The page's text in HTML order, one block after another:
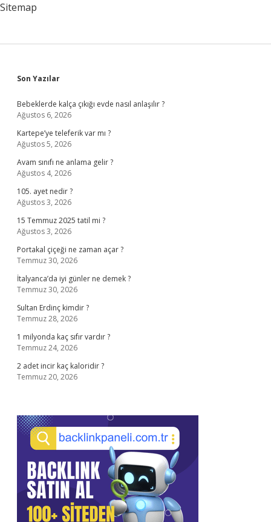
Sitemap
Sidebar
Son Yazılar
Bebeklerde kalça çıkığı evde nasıl anlaşılır ?
Ağustos 6, 2026
Kartepe’ye teleferik var mı ?
Ağustos 5, 2026
Avam sınıfı ne anlama gelir ?
Ağustos 4, 2026
105. ayet nedir ?
Ağustos 3, 2026
15 Temmuz 2025 tatil mi ?
Ağustos 3, 2026
Portakal çiçeği ne zaman açar ?
Temmuz 30, 2026
İtalyanca’da iyi günler ne demek ?
Temmuz 30, 2026
Sultan Erdinç kimdir ?
Temmuz 28, 2026
1 milyonda kaç sıfır vardır ?
Temmuz 24, 2026
2 adet incir kaç kaloridir ?
Temmuz 20, 2026